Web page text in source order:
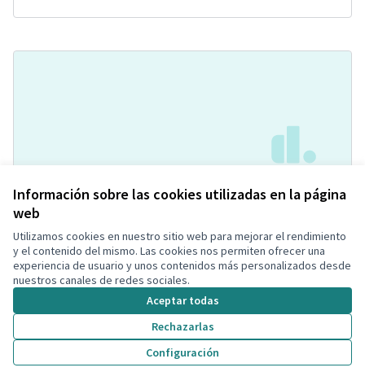
Información sobre las cookies utilizadas en la página
web
Utilizamos cookies en nuestro sitio web para mejorar el rendimiento
y el contenido del mismo. Las cookies nos permiten ofrecer una
experiencia de usuario y unos contenidos más personalizados desde
nuestros canales de redes sociales.
Aceptar todas
Rechazarlas
Configuración
Carril para bicicletas no elèctrico
Acceptada